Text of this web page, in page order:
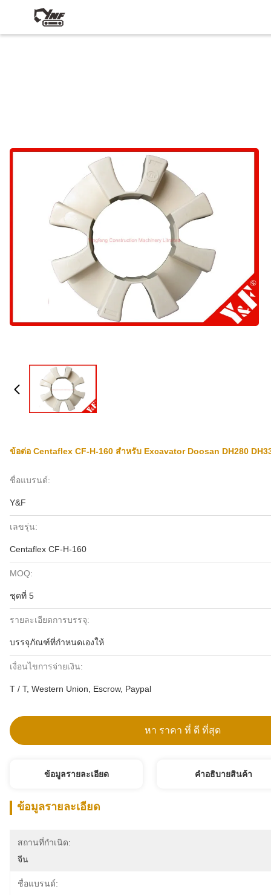
ข้อต่อ Centaflex CF-H-160 สำหรับ Excavator Doosan DH280
ชื่อแบรนด์:
Y&F
เลขรุ่น:
Centaflex CF-H-160
MOQ:
ชุดที่ 5
รายละเอียดการบรรจุ:
บรรจุภัณฑ์ที่กำหนดเองให้
เงื่อนไขการจ่ายเงิน:
T / T, Western Union, Escrow, Paypal
หา ราคา ที่ ดี ที่สุด
ข้อมูลรายละเอียด คําอธิบายสินค้า
ข้อมูลรายละเอียด
สถานที่กำเนิด:
จีน
ชื่อแบรนด์: